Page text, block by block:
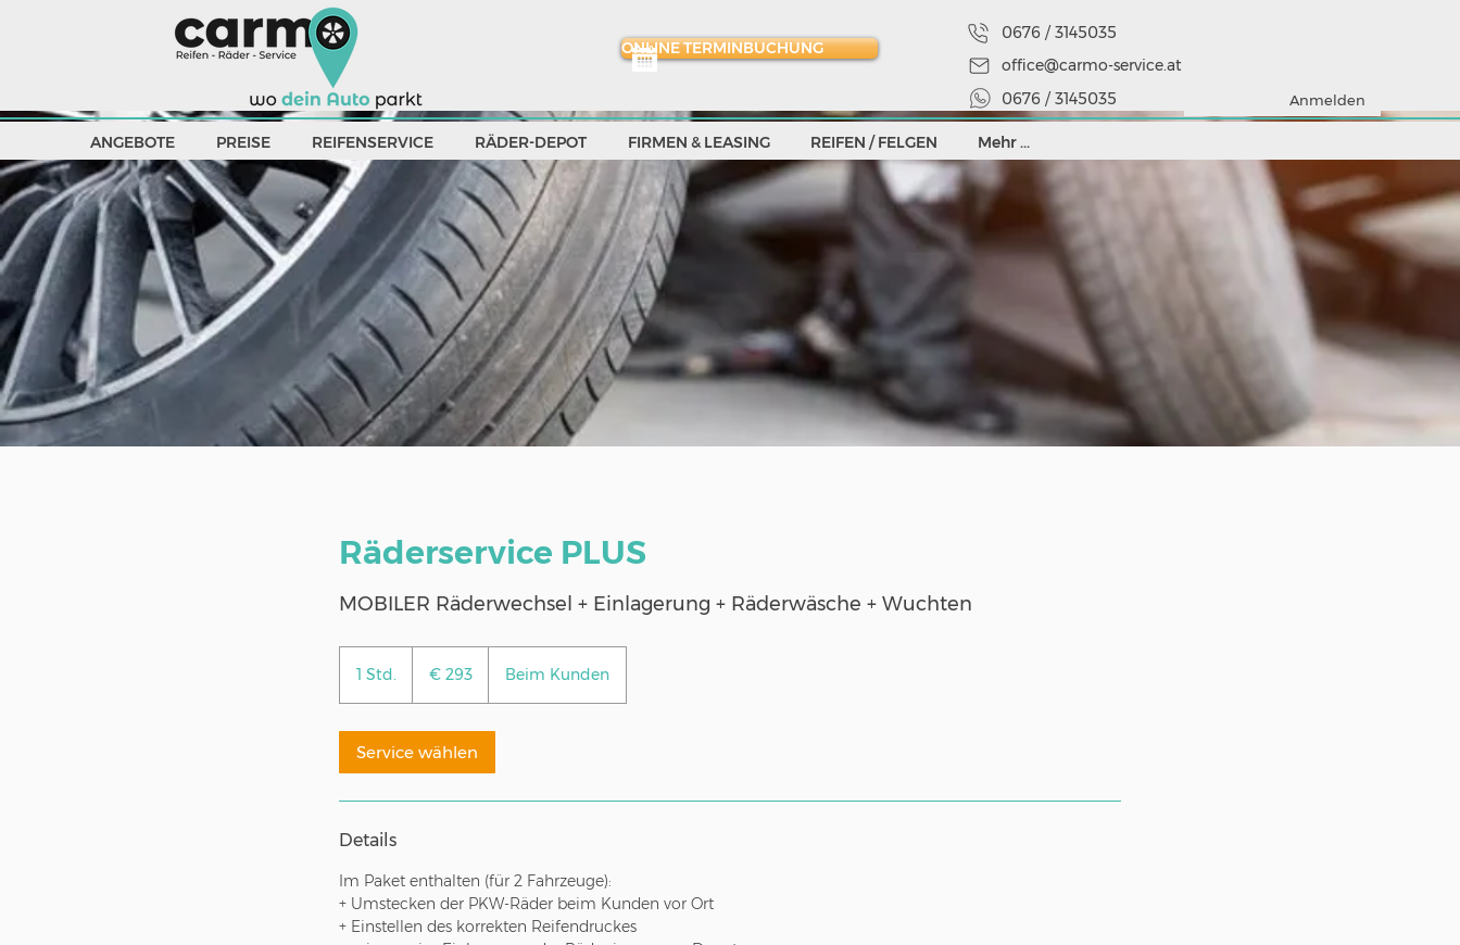
ONLINE TERMINBUCHUNG
0676 / 3145035
office@carmo-service.at
0676 / 3145035
Anmelden
ANGEBOTE PREISE REIFENSERVICE RÄDER-DEPOT FIRMEN & LEASING REIFEN / FELGEN Mehr ...
Räderservice PLUS
MOBILER Räderwechsel + Einlagerung + Räderwäsche + Wuchten
1 Std. € 293 Beim Kunden
Service wählen
Details
Im Paket enthalten (für 2 Fahrzeuge):
+ Umstecken der PKW-Räder beim Kunden vor Ort
+ Einstellen des korrekten Reifendruckes